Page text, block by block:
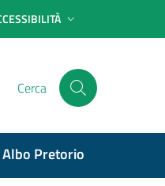
Cerca
Albo Pretorio